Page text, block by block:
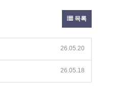
목록
26.05.20
26.05.18